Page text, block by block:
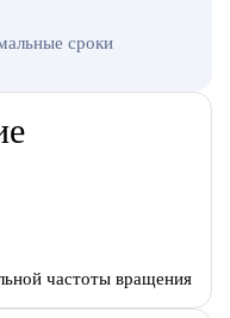
сроки
частоты вращения